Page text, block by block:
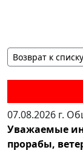
07.08.2026 г.
Уважаемые
прорабы,
Возврат к списку